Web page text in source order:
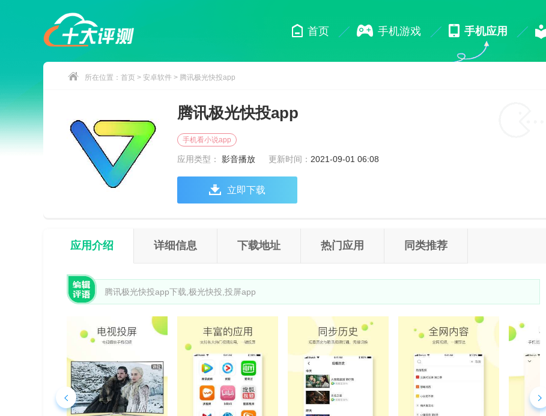
首页 手机游戏 手机应用
所在位置： 首页 > 安卓软件 > 腾讯极光快投app
腾讯极光快投app
手机看小说app
应用类型： 影音播放 更新时间： 2021-09-01 06:08
立即下载
应用介绍 详细信息 下载地址 热门应用 同类推荐
腾讯极光快投app下载,极光快投,投屏app